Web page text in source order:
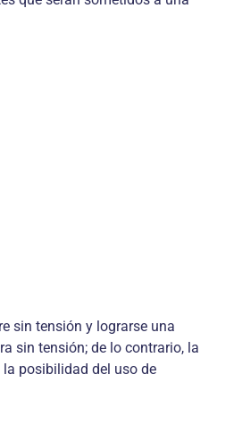
sin tensión y lograrse una
sin tensión; de lo contrario, la
posibilidad del uso de